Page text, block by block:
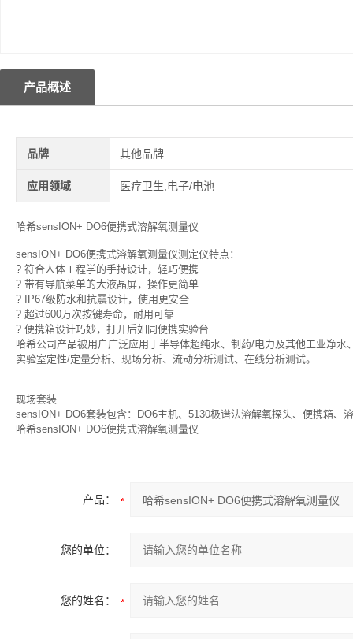
产品概述
品牌 其他品牌
应用领域 医疗卫生,电子/电池
哈希sensION+ DO6便携式溶解氧测量仪
sensION+ DO6便携式溶解氧测量仪测定仪特点：
? 符合人体工程学的手持设计，轻巧便携
? 带有导航菜单的大液晶屏，操作更简单
? IP67级防水和抗震设计，使用更安全
? 超过600万次按键寿命，耐用可靠
? 便携箱设计巧妙，打开后如同便携实验台
哈希公司产品被用户广泛应用于半导体超纯水、制药/电力及其他工业净
实验室定性/定量分析、现场分析、流动分析测试、在线分析测试。
现场套装
sensION+ DO6套装包含：DO6主机、5130极谱法溶解氧探头、便携箱、
哈希sensION+ DO6便携式溶解氧测量仪
产品：
您的单位：
您的姓名：